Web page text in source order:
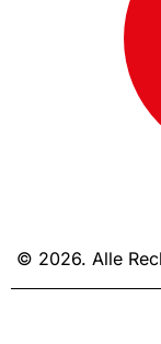
© 2026. Alle